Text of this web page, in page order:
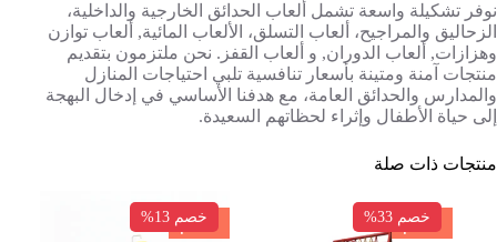
نوفر تشكيلة واسعة تشمل ألعاب الحدائق الخارجية والداخلية،
الزحاليق والمراجيح، ألعاب التسلق، الألعاب المائية, ألعاب توازن
وهزازات, ألعاب الدوران, و ألعاب القفز. نحن ملتزمون بتقديم
منتجات آمنة ومتينة بأسعار تنافسية تلبي احتياجات المنازل
والمدارس والحدائق العامة، مع هدفنا الأساسي في إدخال البهجة
إلى حياة الأطفال وإثراء لحظاتهم السعيدة.
منتجات ذات صلة
خصم
خصم 33% خصم
خصم 13%